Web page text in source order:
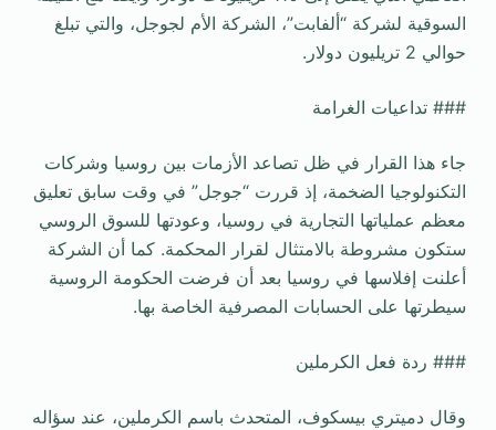
السوقية لشركة “ألفابت”، الشركة الأم لجوجل، والتي تبلغ
حوالي 2 تريليون دولار.
### تداعيات الغرامة
جاء هذا القرار في ظل تصاعد الأزمات بين روسيا وشركات
التكنولوجيا الضخمة، إذ قررت “جوجل” في وقت سابق تعليق
معظم عملياتها التجارية في روسيا، وعودتها للسوق الروسي
ستكون مشروطة بالامتثال لقرار المحكمة. كما أن الشركة
أعلنت إفلاسها في روسيا بعد أن فرضت الحكومة الروسية
سيطرتها على الحسابات المصرفية الخاصة بها.
### ردة فعل الكرملين
وقال دميتري بيسكوف، المتحدث باسم الكرملين، عند سؤاله